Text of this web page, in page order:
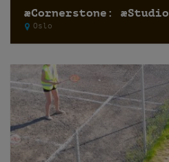
æCornerstone: æStudio
Oslo